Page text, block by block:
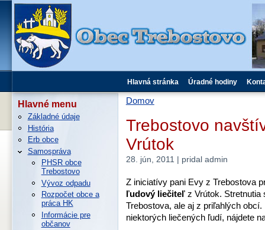
Hlavná stránka Úradné hodiny
Domov
Trebostovo
Vrútok
28. jún, 2011 | pridal admin
Z iniciatívy pani Evy z Trebostova
ľudový liečiteľz Vrútok. Stretnutia
Trebostova, ale aj z priľahlých
niektorých liečených ľudí, nájdete
Hlavné menu
Základné údaje
História
Erb obce
Samospráva
PHSR obce
Trebostovo
Vývoz odpadu
Rozpočet obce a
práca HK
Informácie pre
občanov